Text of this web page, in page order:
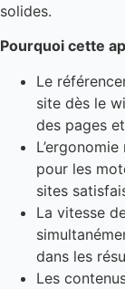
solides.
Pourquoi cette
Le
site dès le
des pages
pour les
sites
La vitesse
dans les
Les